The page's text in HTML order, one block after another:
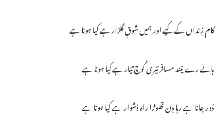
کام زِنداں کے کیے اور ہمیں شوقِ گلزار ہے کیا ہونا ہے
ہائے رے نیند مسافر تیری کُوچ تیّار ہے کیا ہونا ہے
دُور جانا ہے رہا دِن تھوڑا راہ دُشوار ہے کیا ہونا ہے